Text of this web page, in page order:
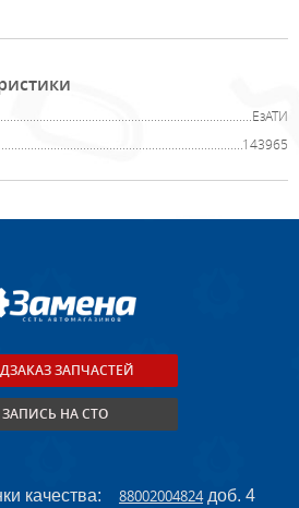
ЕзАТИ
143965
ЗАПЧАСТЕЙ
ЗАПИСЬ НА СТО
качества: 88002004824доб. 4